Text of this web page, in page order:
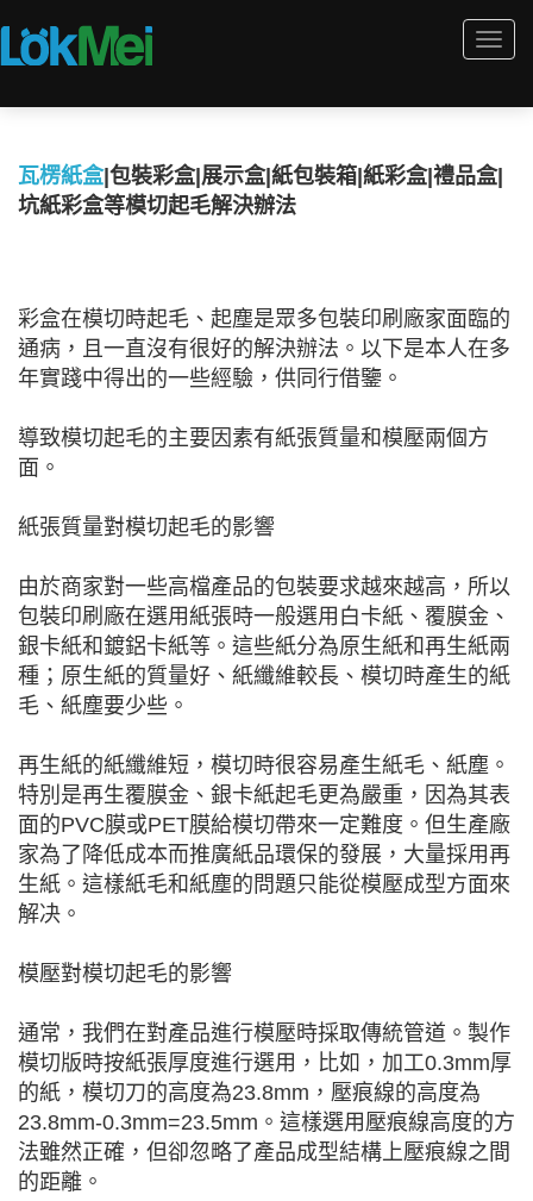
瓦楞紙盒|包裝彩盒|展示盒|紙包裝箱|紙彩盒|禮品盒|
坑紙彩盒等模切起毛解決辦法
彩盒在模切時起毛、起塵是眾多包裝印刷廠家面臨的
通病，且一直沒有很好的解決辦法。以下是本人在多
年實踐中得出的一些經驗，供同行借鑒。
導致模切起毛的主要因素有紙張質量和模壓兩個方
面。
紙張質量對模切起毛的影響
由於商家對一些高檔產品的包裝要求越來越高，所以
包裝印刷廠在選用紙張時一般選用白卡紙、覆膜金、
銀卡紙和鍍鋁卡紙等。這些紙分為原生紙和再生紙兩
種；原生紙的質量好、紙纖維較長、模切時產生的紙
毛、紙塵要少些。
再生紙的紙纖維短，模切時很容易產生紙毛、紙塵。
特別是再生覆膜金、銀卡紙起毛更為嚴重，因為其表
面的PVC膜或PET膜給模切帶來一定難度。但生產廠
家為了降低成本而推廣紙品環保的發展，大量採用再
生紙。這樣紙毛和紙塵的問題只能從模壓成型方面來
解决。
模壓對模切起毛的影響
通常，我們在對產品進行模壓時採取傳統管道。製作
模切版時按紙張厚度進行選用，比如，加工0.3mm厚
的紙，模切刀的高度為23.8mm，壓痕線的高度為
23.8mm-0.3mm=23.5mm。這樣選用壓痕線高度的方
法雖然正確，但卻忽略了產品成型結構上壓痕線之間
的距離。